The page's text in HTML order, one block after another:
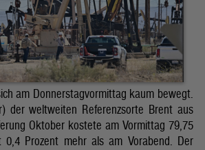
am Donnerstagvormittag kaum bewegt.
der weltweiten Referenzsorte Brent aus
Oktober kostete am Vormittag 79,75
0,4 Prozent mehr als am Vorabend. Der